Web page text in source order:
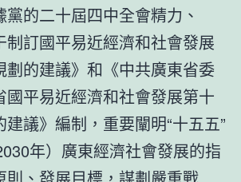
的二十屆四中全會精力、
制訂國平易近經濟和社會發展
劃的建議》和《中共廣東省委
國平易近經濟和社會發展第十
議》編制，重要闡明“十五五”
年）廣東經濟社會發展的指
則、發展目標，謀劃嚴重戰